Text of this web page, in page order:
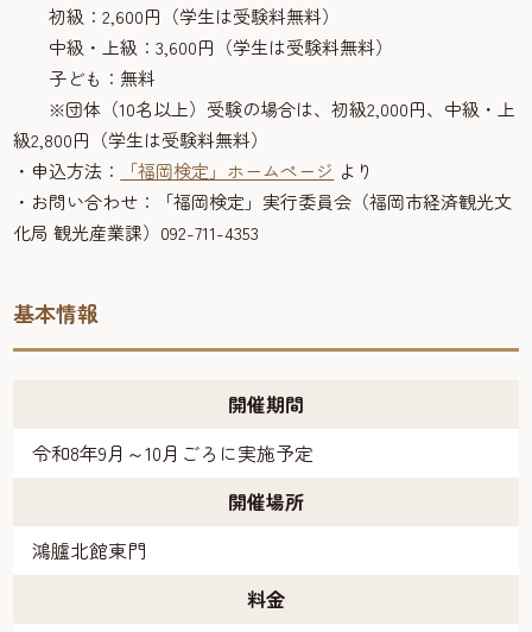
初級：2,600円（学生は受験料無料）
中級・上級：3,600円（学生は受験料無料）
子ども：無料
※団体（10名以上）受験の場合は、初級2,000円、中級・上
級2,800円（学生は受験料無料）
・申込方法：
「福岡検定」ホームページ より
・お問い合わせ：「福岡検定」実行委員会（福岡市経済観光文
化局 観光産業課）092-711-4353
基本情報
開催期間
令和8年9月～10月ごろに実施予定
開催場所
鴻臚北館東門
料金